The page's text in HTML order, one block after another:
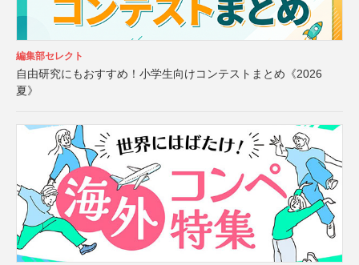
編集部セレクト
自由研究にもおすすめ！小学生向けコンテストまとめ《2026
夏》